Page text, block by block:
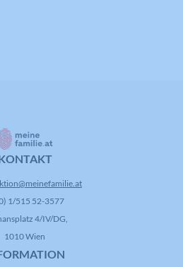
1/515 52-3577
4/IV/DG,
1010 Wien